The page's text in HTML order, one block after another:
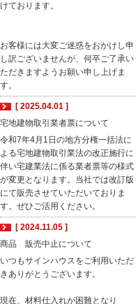
けております。
お客様には大変ご迷惑をおかけし申
し訳ございませんが、何卒ご了承い
ただきますようお願い申し上げま
す。
[ 2025.04.01 ]
宅地建物取引業者票について
令和7年4月1日の地方分権一括法に
よる宅地建物取引業法の改正施行に
伴い宅建業法に係る業者票等の様式
が変更となります。当社では改訂版
にて販売させていただいておりま
す。ぜひご活用ください。
[ 2024.11.05 ]
商品 販売中止について
いつもサインハウスをご利用いただ
きありがとうございます。
現在、材料仕入れが困難となり